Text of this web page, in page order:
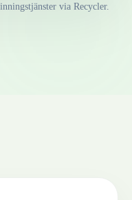
via Recycler.